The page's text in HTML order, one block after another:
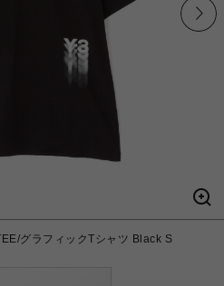
グラフィックTシャツ Black S